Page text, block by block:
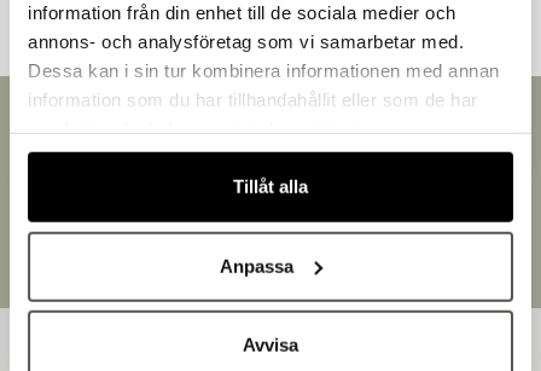
information från din enhet till de sociala medier och
annons- och analysföretag som vi samarbetar med.
Dessa kan i sin tur kombinera informationen med annan
information som du har tillhandahållit eller som de har
Tillåt alla
Anpassa
Avvisa
Leverans inom 3-5 arbetsdagar.
Egen produktion
Designat och tillverkat i Småland
Välkommen till Bakers!
Handlar du som företag eller privatperson?
Fortsätt som privatperson